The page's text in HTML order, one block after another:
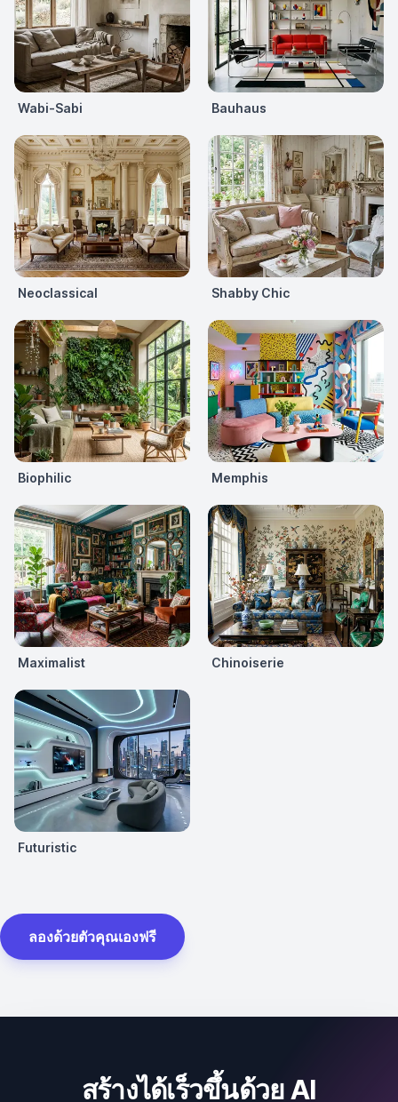
Wabi-Sabi Bauhaus
Neoclassical Shabby Chic
Biophilic Memphis
Maximalist Chinoiserie
Futuristic
ลองด้วยตัวคุณเองฟรี
สร้างได้เร็วขึ้นด้วย AI